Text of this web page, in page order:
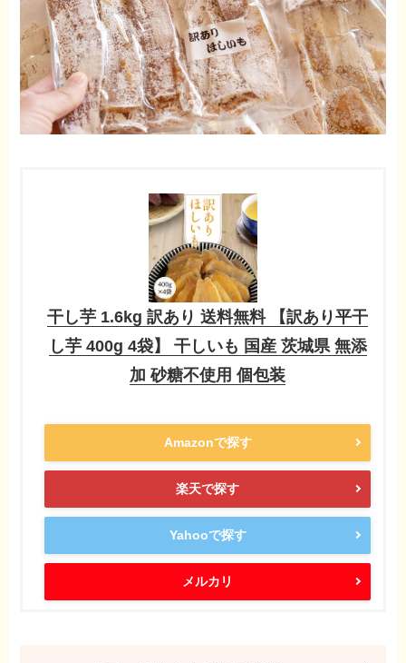
干し芋 1.6kg 訳あり 送料無料 【訳あり平干
し芋 400g 4袋】 干しいも 国産 茨城県 無添
加 砂糖不使用 個包装
Amazonで探す
楽天で探す
Yahooで探す
メルカリ